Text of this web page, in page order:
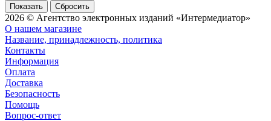
Сбросить
2026 © Агентство электронных изданий «Интермедиатор»
О нашем магазине
Название, принадлежность, политика
Контакты
Информация
Оплата
Доставка
Безопасность
Помощь
Вопрос-ответ